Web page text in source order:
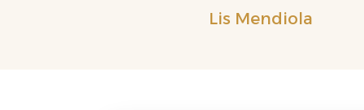
Lis Mendiola